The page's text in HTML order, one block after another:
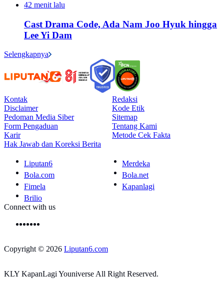
42 menit lalu
Cast Drama Code, Ada Nam Joo Hyuk hingga
Lee Yi Dam
Selengkapnya
Kontak
Redaksi
Disclaimer
Kode Etik
Pedoman Media Siber
Sitemap
Form Pengaduan
Tentang Kami
Karir
Metode Cek Fakta
Hak Jawab dan Koreksi Berita
Liputan6
Merdeka
Bola.com
Bola.net
Fimela
Kapanlagi
Brilio
Connect with us
Copyright © 2026 Liputan6.com
KLY KapanLagi Youniverse All Right Reserved.